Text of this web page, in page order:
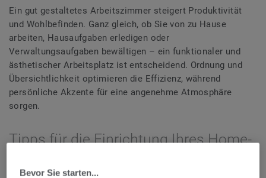
Ein gut gestaltetes Arbeitszimmer steigert Produktivität
und Wohlbefinden. Ganz gleich, ob Sie von zu Hause
arbeiten, Hausaufgaben erledigen oder
Verwaltungsaufgaben bewältigen – ein funktionaler und
ästhetischer Arbeitsplatz ist entscheidend. Ordnung und
Übersichtlichkeit optimieren die Effizienz, während
persönliche Akzente für eine angenehme Atmosphäre
sorgen.
Tipps für die Einrichtung Ihres Home-
Bevor Sie starten...